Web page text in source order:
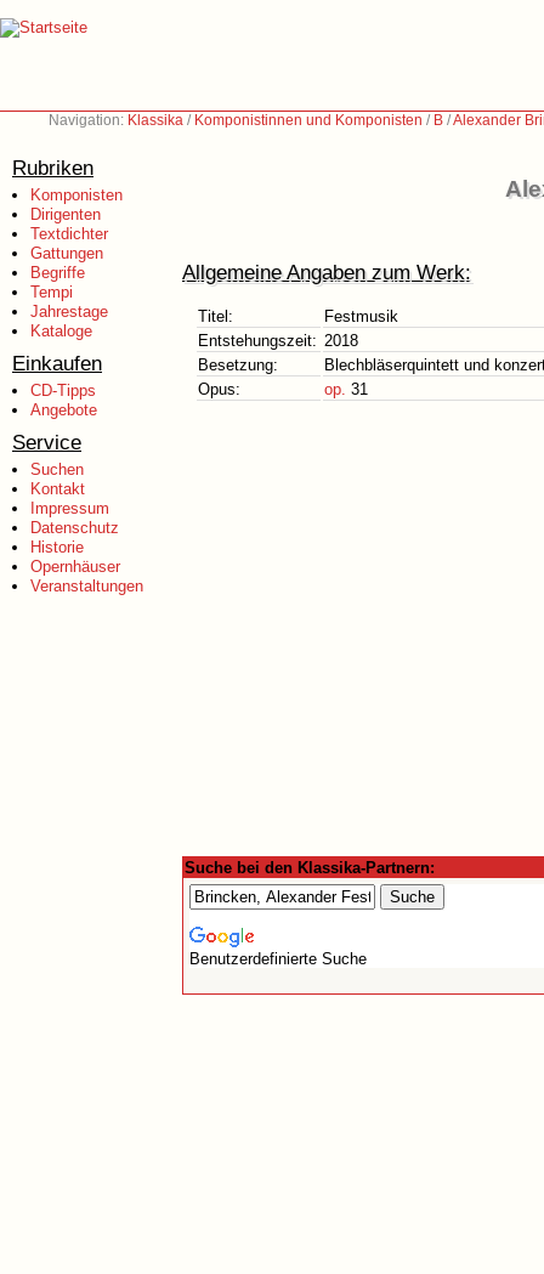
Navigation: Klassika / Komponistinnen und Komponisten / B /Alexander
Rubriken
Komponisten
Dirigenten
Textdichter
Gattungen
Begriffe
Tempi
Jahrestage
Kataloge
Einkaufen
CD-Tipps
Angebote
Service
Suchen
Kontakt
Impressum
Datenschutz
Historie
Opernhäuser
Veranstaltungen
Allgemeine Angaben zum Werk:
Titel:
Festmusik
Entstehungszeit: 2018
Besetzung:
Blechbläserquintett und
Opus:
op. 31
Suche bei den Klassika-Partnern:
Benutzerdefinierte Suche